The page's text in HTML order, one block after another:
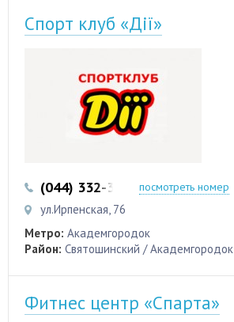
Спорт клуб «Дії»
(044) 332-32-05посмотреть номер
ул.Ирпенская, 76
Метро: Академгородок
Район: Святошинский / Академгородок
Фитнес центр «Спарта»